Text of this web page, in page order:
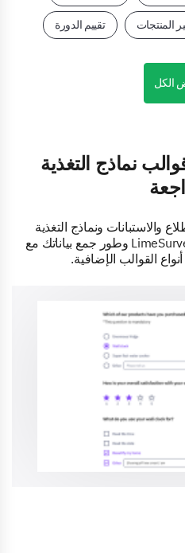
المنتجات تقييم الدورة
الكل
نماذج التغذية
والاستبانات ونماذج التغذية
الراجعة التي أنشأتها مجتمع LimeSurvey وطور جمع بياناتك مع
القوالب الإضافية.